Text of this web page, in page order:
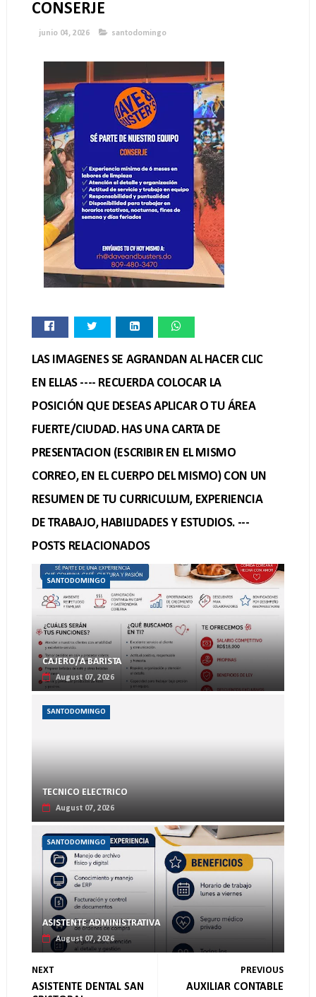
CONSERJE
junio 04, 2026 santodomingo
LAS IMAGENES SE AGRANDAN AL HACER CLIC
EN ELLAS ---- RECUERDA COLOCAR LA
POSICIÓN QUE DESEAS APLICAR O TU ÁREA
FUERTE/CIUDAD. HAS UNA CARTA DE
PRESENTACION (ESCRIBIR EN EL MISMO
CORREO, EN EL CUERPO DEL MISMO) CON UN
RESUMEN DE TU CURRICULUM, EXPERIENCIA
DE TRABAJO, HABILIDADES Y ESTUDIOS. ---
POSTS RELACIONADOS
SANTODOMINGO
CAJERO/A BARISTA
August 07, 2026
SANTODOMINGO
TECNICO ELECTRICO
August 07, 2026
SANTODOMINGO
ASISTENTE ADMINISTRATIVA
August 07, 2026
NEXT
ASISTENTE DENTAL SAN
PREVIOUS
AUXILIAR CONTABLE